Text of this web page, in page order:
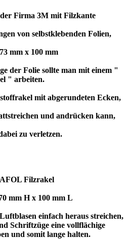
Firma 3M mit Filzkante
von selbstklebenden Folien,
mm x 100 mm
der Folie sollte man mit einem "
" arbeiten.
mit abgerundeten Ecken,
und andrücken kann,
zu verletzen.
Filzrakel
mm H x 100 mm L
einfach heraus streichen,
Schriftzüge eine vollflächige
und somit lange halten.